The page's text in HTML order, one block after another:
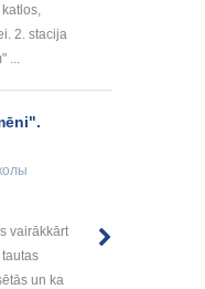
2. stacija
vairākkārt
un ka